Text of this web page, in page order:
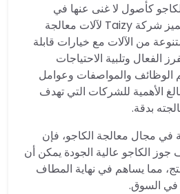
كأصول لا غنى عنها في
صناعة معالجة الكاجو. تتميز شركة Taizy لآلات معالجة
من الآلات مع خيارات قابلة
الفعال وتلبية الاحتياجات
الوظائف والمواصفات وعوامل
الأهمية للشركات التي تهدف
بدقة.
في مجال معالجة الكاجو، فإن
جوز الكاجو عالية الجودة يمكن أن
مما يساهم في نهاية المطاف
في السوق.